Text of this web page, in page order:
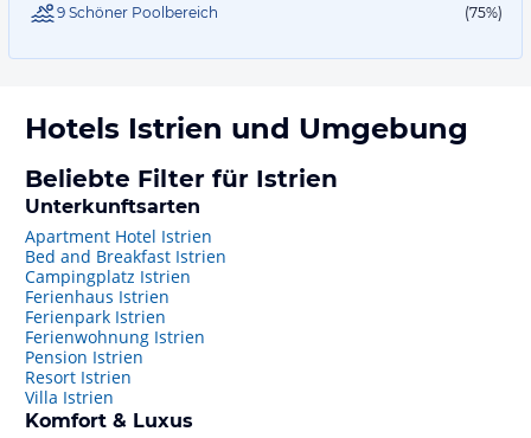
9 Schöner Poolbereich (75%)
Hotels Istrien und Umgebung
Beliebte Filter für Istrien
Unterkunftsarten
Apartment Hotel Istrien
Bed and Breakfast Istrien
Campingplatz Istrien
Ferienhaus Istrien
Ferienpark Istrien
Ferienwohnung Istrien
Pension Istrien
Resort Istrien
Villa Istrien
Komfort & Luxus